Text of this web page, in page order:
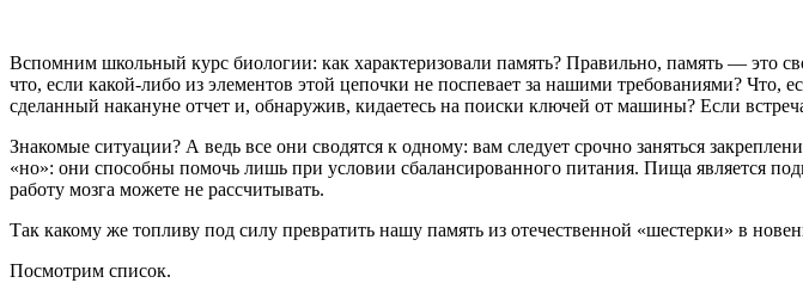
Вспомним школьный курс биологии: как характеризовали память? Правильно, память — это
что, если какой-либо из элементов этой цепочки не поспевает за нашими требованиями? Что,
сделанный накануне отчет и, обнаружив, кидаетесь на поиски ключей от машины? Если
Знакомые ситуации? А ведь все они сводятся к одному: вам следует срочно заняться
«но»: они способны помочь лишь при условии сбалансированного питания. Пища является
работу мозга можете не рассчитывать.
Так какому же топливу под силу превратить нашу память из отечественной «шестерки» в
Посмотрим список.